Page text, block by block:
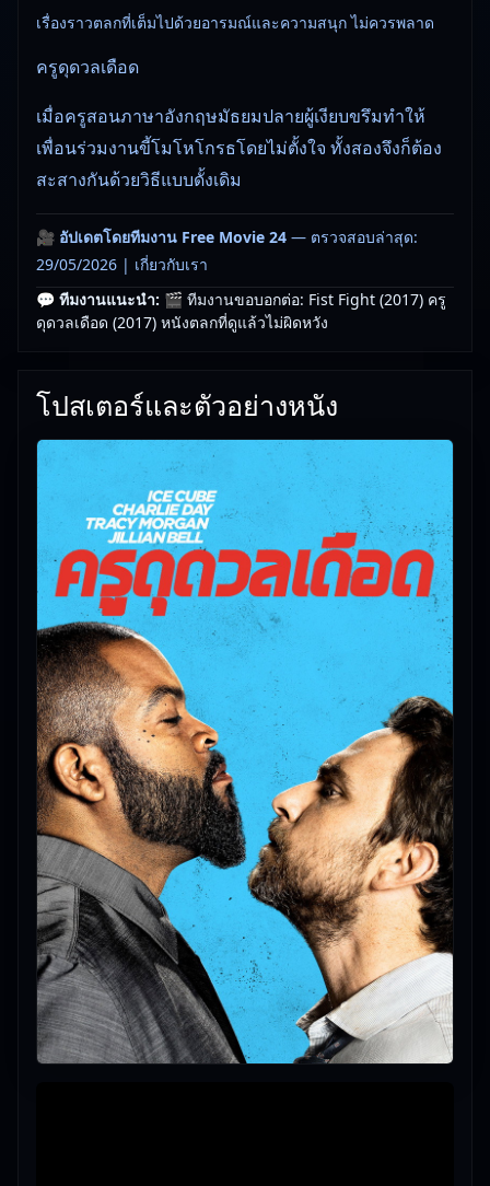
เรื่องราวตลกที่เต็มไปด้วยอารมณ์และความสนุก ไม่ควรพลาด
ครูดุดวลเดือด
เมื่อครูสอนภาษาอังกฤษมัธยมปลายผู้เงียบขรึมทำให้
เพื่อนร่วมงานขี้โมโหโกรธโดยไม่ตั้งใจ ทั้งสองจึงก็ต้อง
สะสางกันด้วยวิธีแบบดั้งเดิม
🎥 อัปเดตโดยทีมงาน Free Movie 24 — ตรวจสอบล่าสุด:
29/05/2026 | เกี่ยวกับเรา
💬 ทีมงานแนะนำ: 🎬 ทีมงานขอบอกต่อ: Fist Fight (2017) ครู
ดุดวลเดือด (2017) หนังตลกที่ดูแล้วไม่ผิดหวัง
โปสเตอร์และตัวอย่างหนัง